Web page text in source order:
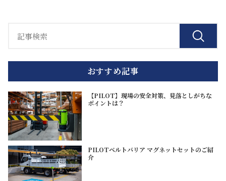
おすすめ記事
【PILOT】現場の安全対策、見落としがちな
ポイントは？
PILOTベルトバリア マグネットセットのご紹
介